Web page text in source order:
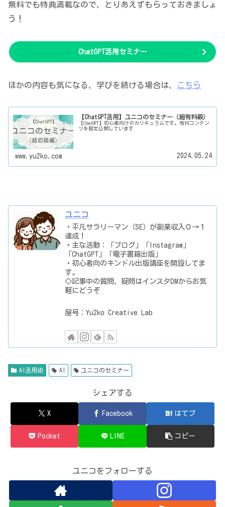
無料でも特典満載なので、とりあえずもらっておきましょ
う！
ChatGPT活用セミナー
ほかの内容も気になる、学びを続ける場合は、 こちら
【ChatGPT活用】ユニコのセミナー（超有料級）
【ChatGPT】初心者向けのカリキュラムです。有料コンテン
ツを限定公開しています
www.yu2ko.com 2024.05.24
ユニコ
・平凡サラリーマン（SE）が副業収入０→１
達成！
・主な活動：「ブログ」「Instagram」
「ChatGPT」「電子書籍出版」
・初心者向のキンドル出版講座を開設してま
す。
◇記事中の質問、疑問はインスタDMからお気
軽にどうぞ
屋号：Yu2ko Creative Lab
AI活用術 AI ユニコのセミナー
シェアする
X Facebook はてブ
Pocket LINE コピー
ユニコをフォローする